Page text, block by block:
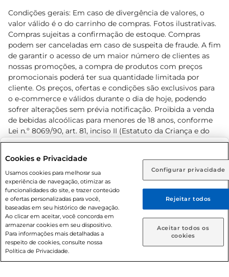
Rio de Janeiro (RJ) Goiás (GO)
Ou
Caso queira comprar online, informe como deseja receber
suas compras:
Entrega em casa Retire em Loja
Condições gerais: Em caso de divergência de valores, o
valor válido é o do carrinho de compras. Fotos ilustrativas.
Compras sujeitas a confirmação de estoque. Compras
podem ser canceladas em caso de suspeita de fraude. A fim
de garantir o acesso de um maior número de clientes as
nossas promoções, a compra de produtos com preços
promocionais poderá ter sua quantidade limitada por
cliente. Os preços, ofertas e condições são exclusivos para
o e-commerce e válidos durante o dia de hoje, podendo
sofrer alterações sem prévia notificação. Proibida a venda
de bebidas alcoólicas para menores de 18 anos, conforme
Lei n.º 8069/90, art. 81, inciso II (Estatuto da Criança e do
Adolescente). Preços e condições exclusivos para o
prévio. O valor mínimo para as compras on-line é de R$
80,00.
© 2026 Copyright. Todos os direitos
reservados Prezunic.
Cookies e Privacidade
Usamos cookies para melhorar sua
experiência de navegação, otimizar as
funcionalidades do site, e trazer conteúdo
e ofertas personalizadas para você,
baseadas em seu histórico de navegação.
Ao clicar em aceitar, você concorda em
armazenar cookies em seu dispositivo.
Para informações mais detalhadas a
respeito de cookies, consulte nossa
Política de Privacidade.
Configurar privacidade
Rejeitar todos
Aceitar todos os
cookies